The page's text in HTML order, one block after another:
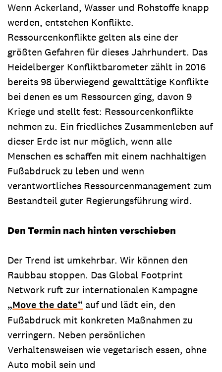
Wenn Ackerland, Wasser und Rohstoffe knapp
werden, entstehen Konflikte.
Ressourcenkonflikte gelten als eine der
größten Gefahren für dieses Jahrhundert. Das
Heidelberger Konfliktbarometer zählt in 2016
bereits 98 überwiegend gewalttätige Konflikte
bei denen es um Ressourcen ging, davon 9
Kriege und stellt fest: Ressourcenkonflikte
nehmen zu. Ein friedliches Zusammenleben auf
dieser Erde ist nur möglich, wenn alle
Menschen es schaffen mit einem nachhaltigen
Fußabdruck zu leben und wenn
verantwortliches Ressourcenmanagement zum
Bestandteil guter Regierungsführung wird.
Den Termin nach hinten verschieben
Der Trend ist umkehrbar. Wir können den
Raubbau stoppen. Das Global Footprint
Network ruft zur internationalen Kampagne
„Move the date“ auf und lädt ein, den
Fußabdruck mit konkreten Maßnahmen zu
verringern. Neben persönlichen
Verhaltensweisen wie vegetarisch essen, ohne
Auto mobil sein und